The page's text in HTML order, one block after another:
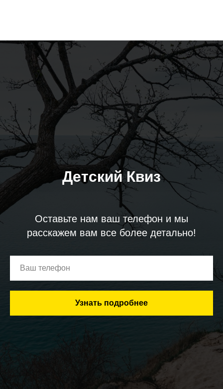
Детский Квиз
Оставьте нам ваш телефон и мы
расскажем вам все более детально!
Узнать подробнее